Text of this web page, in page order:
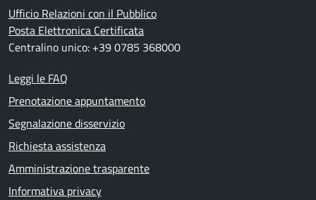
Ufficio Relazioni con il Pubblico
Posta Elettronica Certificata
Centralino unico: +39 0785 368000
Leggi le FAQ
Prenotazione appuntamento
Segnalazione disservizio
Richiesta assistenza
Amministrazione trasparente
Informativa privacy